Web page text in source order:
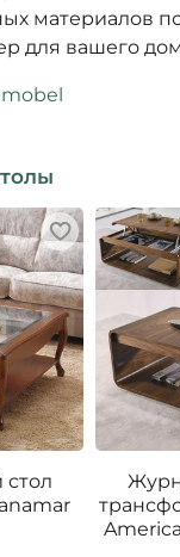
материалов
для вашего